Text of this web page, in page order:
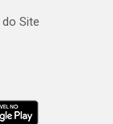
Site